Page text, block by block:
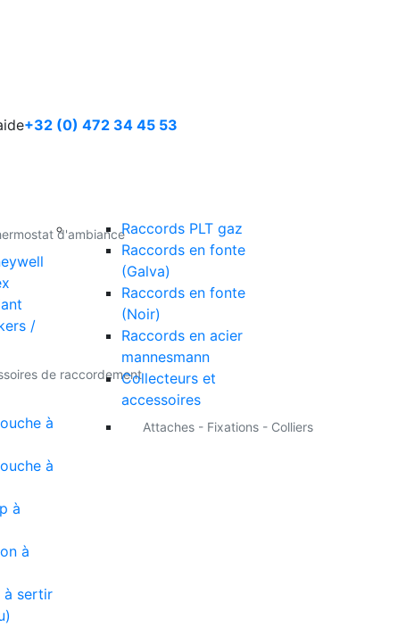
+32 (0) 472 34 45 53
d'ambiance
/
de raccordement
à
à
à
à
à sertir
Raccords PLT gaz
Raccords en fonte
(Galva)
Raccords en fonte
(Noir)
Raccords en acier
mannesmann
Collecteurs et
accessoires
Attaches - Fixations - Colliers